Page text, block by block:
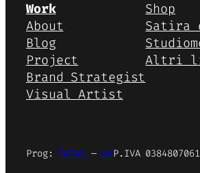
Work
About
Blog
Project
Brand Strategist
Visual Artist
Shop
Satira
Altri
Prog:TWTW5 – WPP.IVA